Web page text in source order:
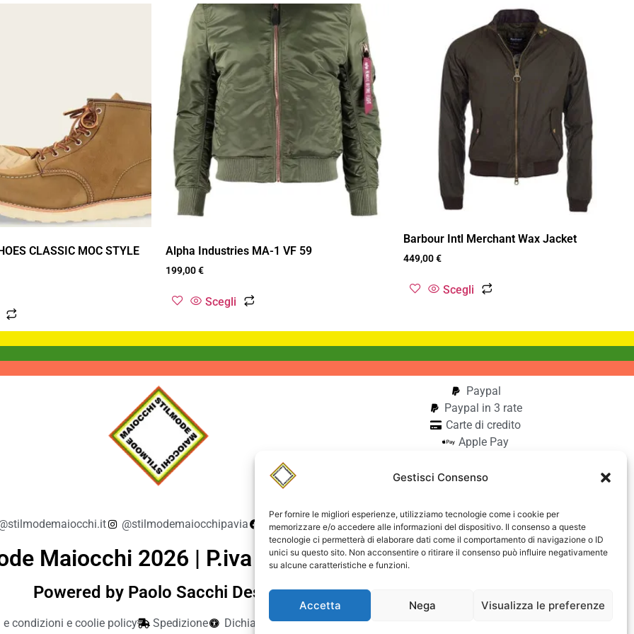
Gestisci Consenso
Per fornire le migliori esperienze, utilizziamo tecnologie come i cookie per
memorizzare e/o accedere alle informazioni del dispositivo. Il consenso a queste
tecnologie ci permetterà di elaborare dati come il comportamento di navigazione o ID
unici su questo sito. Non acconsentire o ritirare il consenso può influire negativamente
su alcune caratteristiche e funzioni.
Accetta Nega Visualizza le preferenze
CLASSIC MOC STYLE Alpha Industries MA-1 VF 59
199,00€
Scegli
Barbour Intl Merchant Wax Jacket
449,00€
Scegli
Paypal
Paypal in 3 rate
Carte di credito
Apple Pay
Bonifico
@stilmodemaiocchipavia StilmodeMaiocchi
Maiocchi 2026 | P.iva 01942740182
Powered by Paolo Sacchi Design
e condizioni e coolie policy Spedizione Dichiarazione di accessibilità